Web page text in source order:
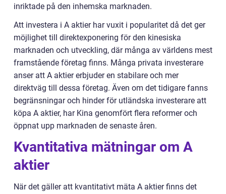
inriktade på den inhemska marknaden.
Att investera i A aktier har vuxit i popularitet då det ger
möjlighet till direktexponering för den kinesiska
marknaden och utveckling, där många av världens mest
framstående företag finns. Många privata investerare
anser att A aktier erbjuder en stabilare och mer
direktväg till dessa företag. Även om det tidigare fanns
begränsningar och hinder för utländska investerare att
köpa A aktier, har Kina genomfört flera reformer och
öppnat upp marknaden de senaste åren.
Kvantitativa mätningar om A
aktier
När det gäller att kvantitativt mäta A aktier finns det